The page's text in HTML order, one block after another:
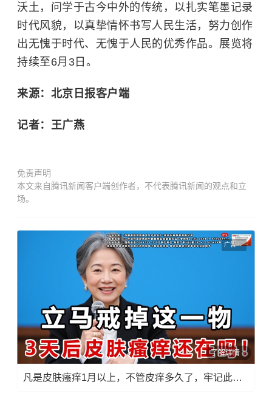
沃土，问学于古今中外的传统，以扎实笔墨记录
时代风貌，以真挚情怀书写人民生活，努力创作
出无愧于时代、无愧于人民的优秀作品。展览将
持续至6月3日。
来源：北京日报客户端
记者：王广燕
免责声明
本文来自腾讯新闻客户端创作者，不代表腾讯新闻的观点和立
场。
广告
了解详情
凡是皮肤瘙痒1月以上，不管皮痒多久了，牢记此法，快！准！狠！